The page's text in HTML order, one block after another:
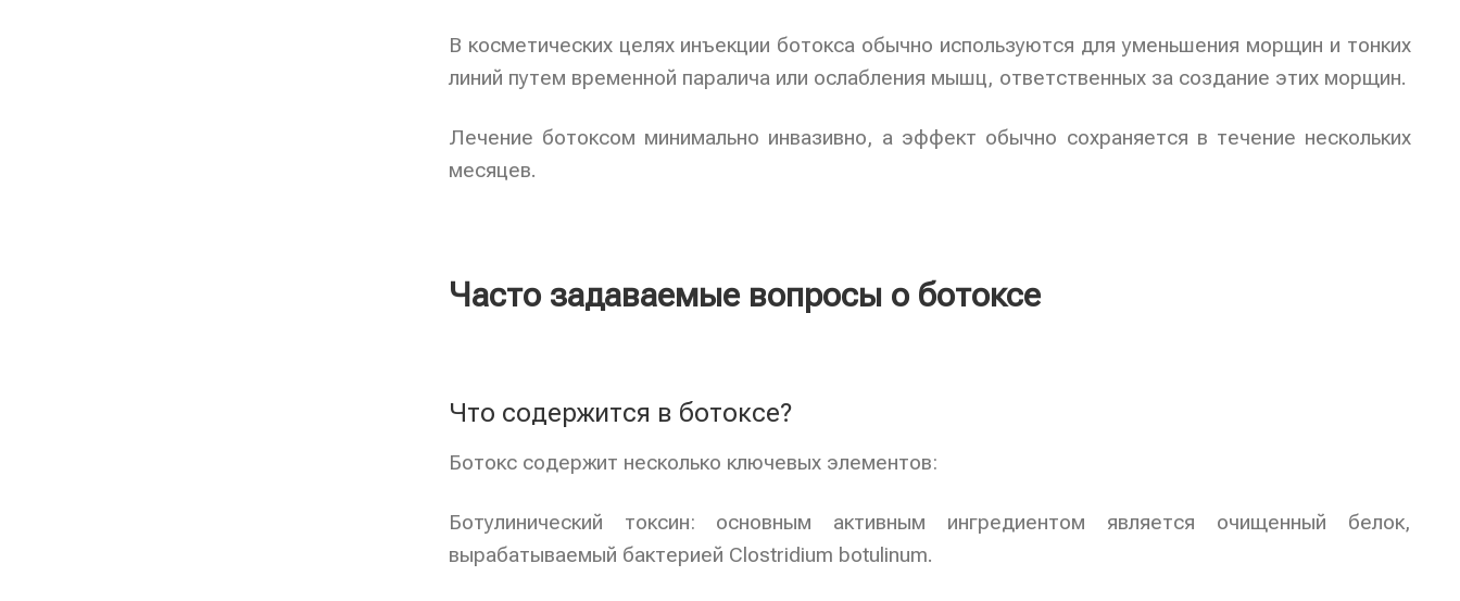
В косметических целях инъекции ботокса обычно используются для уменьшения морщин и тонких
линий путем временной паралича или ослабления мышц, ответственных за создание этих морщин.
Лечение ботоксом минимально инвазивно, а эффект обычно сохраняется в течение нескольких
месяцев.
Часто задаваемые вопросы о ботоксе
Что содержится в ботоксе?
Ботокс содержит несколько ключевых элементов:
Ботулинический токсин: основным активным ингредиентом является очищенный белок,
вырабатываемый бактерией Clostridium botulinum.